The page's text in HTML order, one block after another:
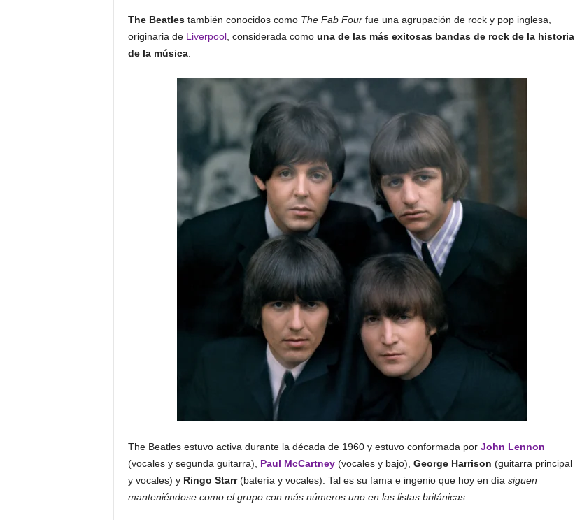
The Beatles también conocidos como The Fab Fourfue una agrupación de rock y pop inglesa,
originaria de Liverpool, considerada como una de las más exitosas bandas de rock de la historia
de la música.
The Beatles estuvo activa durante la década de 1960 y estuvo conformada por John Lennon
(vocales y segunda guitarra), Paul McCartney(vocales y bajo), George Harrison (guitarra principal
y vocales) y Ringo Starr(batería y vocales). Tal es su fama e ingenio que hoy en día siguen
manteniéndose como el grupo con más números uno en las listas británicas.